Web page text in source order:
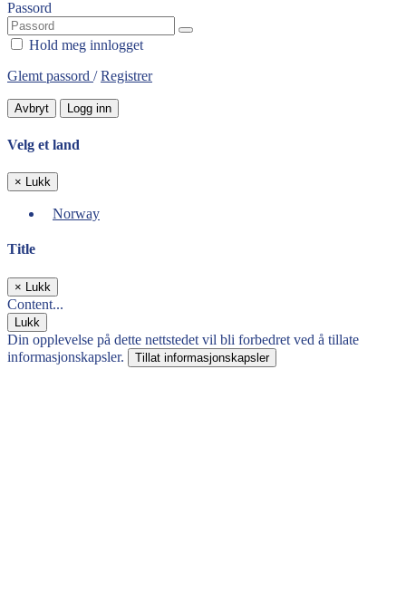
Passord
Hold meg innlogget
Glemt passord /Registrer
Avbryt Logg inn
Velg et land
× Lukk
Norway
Title
× Lukk
Content...
Lukk
Din opplevelse på dette nettstedet vil bli forbedret ved å tillate
informasjonskapsler.
Tillat informasjonskapsler